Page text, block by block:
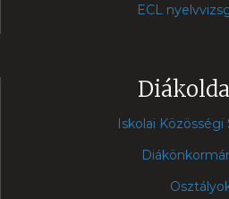
ECL
Iskolai Közösségi